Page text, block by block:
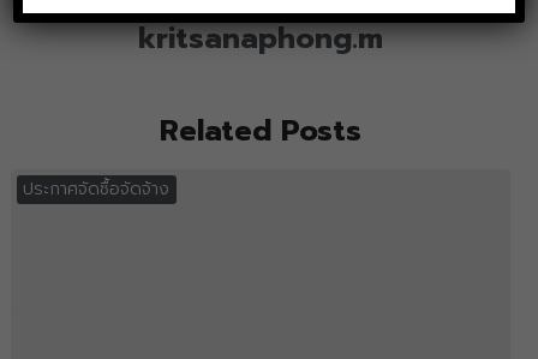
kritsanaphong.m
Related Posts
ประกาศจัดซื้อจัดจ้าง